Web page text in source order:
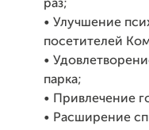
раз;
• Улучшение
посетителей
•
парка;
• Привлечение
• Расширение